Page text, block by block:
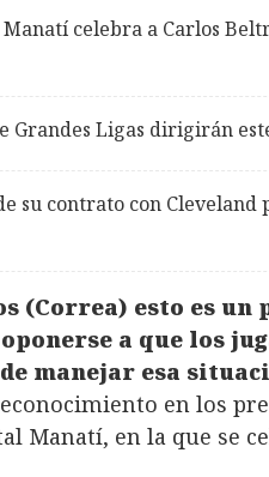
celebra a Carlos
Grandes Ligas dirigirán
su contrato con Cleveland
(Correa) esto es un
a que los
manejar esa
en los
Manatí, en la que se